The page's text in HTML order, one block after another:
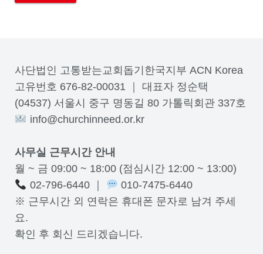
사단법인 고통받는교회돕기한국지부 ACN Korea
고유번호 676-82-00031 ｜ 대표자 정순택
(04537) 서울시 중구 명동길 80 가톨릭회관 337호
info@churchinneed.or.kr
사무실 근무시간 안내
월 ~ 금 09:00 ~ 18:00 (점심시간 12:00 ~ 13:00)
02-796-6440 ｜
010-7475-6440
※ 근무시간 외 연락은 휴대폰 문자로 남겨 주세
요.
확인 후 회신 드리겠습니다.